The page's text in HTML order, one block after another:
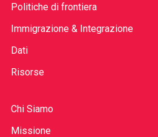
Politiche di frontiera
Immigrazione & Integrazione
Dati
Risorse
Chi Siamo
Missione